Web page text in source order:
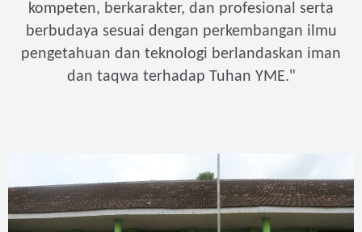
kompeten, berkarakter, dan profesional serta
berbudaya sesuai dengan perkembangan ilmu
pengetahuan dan teknologi berlandaskan iman
dan taqwa terhadap Tuhan YME."